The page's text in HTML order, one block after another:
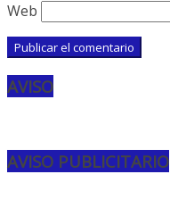
Web
AVISO
AVISO PUBLICITARIO